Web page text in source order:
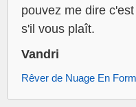
pouvez me dire
s'il vous plaît.
Vandri
Rêver de Nuage En